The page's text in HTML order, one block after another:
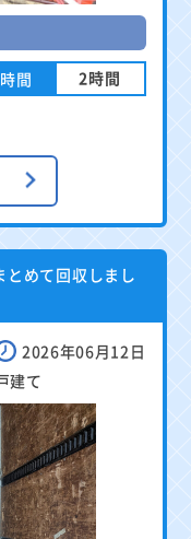
間 2時間
めて回収しまし
2026年06月12日
建て